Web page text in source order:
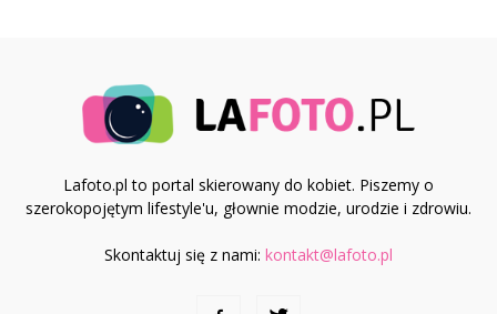
Lafoto.pl to portal skierowany do kobiet. Piszemy o
szerokopojętym lifestyle'u, głownie modzie, urodzie i zdrowiu.
Skontaktuj się z nami: kontakt@lafoto.pl